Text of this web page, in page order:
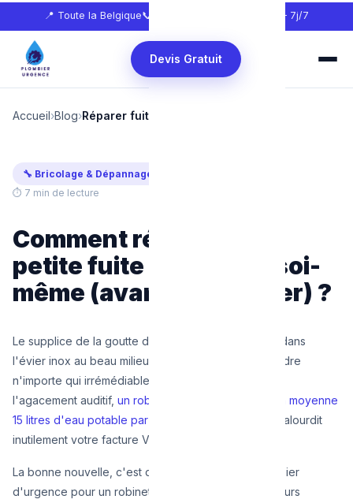
📍 Toute la Belgique📞 🕐 24h/24 — 7j/7
Devis Gratuit
Accueil›Blog›Réparer fuite de robinet soi-même
🔧 Bricolage & Dépannage
⏱ 7 min de lecture
Comment réparer une
petite fuite de robinet soi-
même (avant le plombier) ?
Le supplice de la goutte d'eau... Un "ploc" régulier dans
l'évier inox au beau milieu de la nuit a le don de rendre
n'importe qui irrémédiablement nerveux. Au-delà de
l'agacement auditif, un robinet qui goutte gaspille en moyenne
15 litres d'eau potable par jour
. Sur une année, cela alourdit
inutilement votre facture VIVAQUA.
La bonne nouvelle, c'est que faire appel à un plombier
d'urgence pour un robinet qui suinte n'est pas toujours